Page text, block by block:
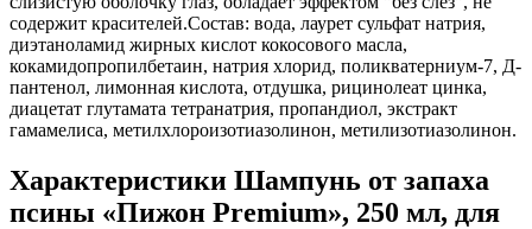
содержит красителей.Состав: вода, лаурет сульфат натрия,
диэтаноламид жирных кислот кокосового масла,
кокамидопропилбетаин, натрия хлорид, поликватерниум-7, Д-
пантенол, лимонная кислота, отдушка, рицинолеат цинка,
диацетат глутамата тетранатрия, пропандиол, экстракт
гамамелиса, метилхлороизотиазолинон, метилизотиазолинон.
Характеристики Шампунь от запаха
псины «Пижон Premium», 250 мл, для